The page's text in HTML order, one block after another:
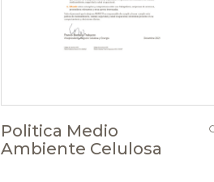
Politica Medio
Ambiente Celulosa